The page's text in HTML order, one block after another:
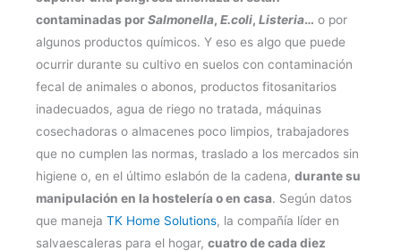
contaminadas porSalmonella, E.coli, Listeria… o por
algunos productos químicos. Y eso es algo que puede
ocurrir durante su cultivo en suelos con contaminación
fecal de animales o abonos, productos fitosanitarios
inadecuados, agua de riego no tratada, máquinas
cosechadoras o almacenes poco limpios, trabajadores
que no cumplen las normas, traslado a los mercados sin
higiene o, en el último eslabón de la cadena, durante su
manipulación en la hostelería o en casa. Según datos
que maneja TK Home Solutions, la compañía líder en
salvaescaleras para el hogar, cuatro de cada diez